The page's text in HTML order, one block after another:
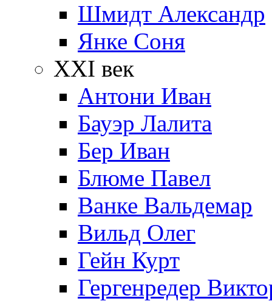
Шмидт Александр
Янке Соня
XXI век
Антони Иван
Бауэр Лалита
Бер Иван
Блюме Павел
Ванке Вальдемар
Вильд Олег
Гейн Курт
Гергенредер